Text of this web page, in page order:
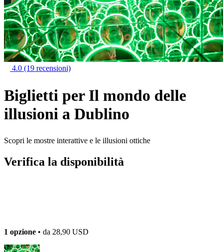
4.0 (19 recensioni)
Biglietti per Il mondo delle
illusioni a Dublino
Scopri le mostre interattive e le illusioni ottiche
Verifica la disponibilità
1 opzione • da 28,90 USD